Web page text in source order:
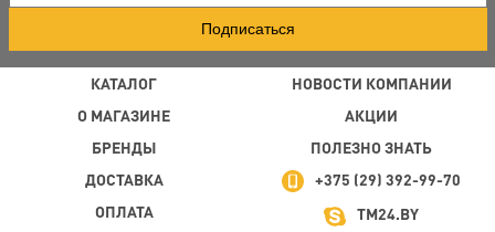
Подписаться
КАТАЛОГ
О МАГАЗИНЕ
БРЕНДЫ
НОВОСТИ КОМПАНИИ
АКЦИИ
ПОЛЕЗНО ЗНАТЬ
ДОСТАВКА
ОПЛАТА
+375 (29) 392-99-70
TM24.BY